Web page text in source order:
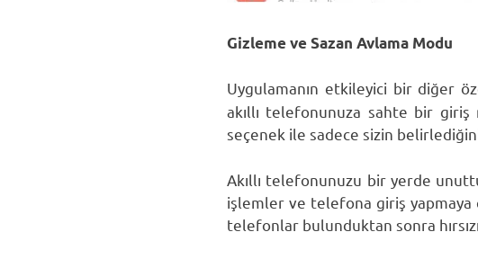
Gizleme ve Sazan Avlama Modu
Uygulamanın etkileyici bir diğer
akıllı telefonunuza sahte bir giriş
seçenek ile sadece sizin
Akıllı telefonunuzu bir yerde
işlemler ve telefona giriş yapmaya
telefonlar bulunduktan sonra